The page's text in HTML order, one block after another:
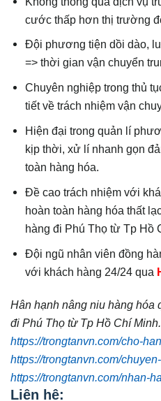
cước thấp hơn thị trường
Đội phương tiện dồi dào,
=> thời gian vận chuyển
Chuyên nghiệp trong thủ
tiết về trách nhiệm vận
Hiện đại trong quản lí
kịp thời, xử lí nhanh gọn
toàn hàng hóa.
Đề cao trách nhiệm với
hoàn toàn hàng hóa thất
hàng đi Phú Thọ từ Tp Hồ
Đội ngũ nhân viên đồng
với khách hàng 24/24 qua
Hân hạnh nâng niu hàng hóa
đi Phú Thọ từ Tp Hồ Chí Minh.
https://trongtanvn.com/cho-
https://trongtanvn.com/
https://trongtanvn.com/nhan-
Liên hệ: